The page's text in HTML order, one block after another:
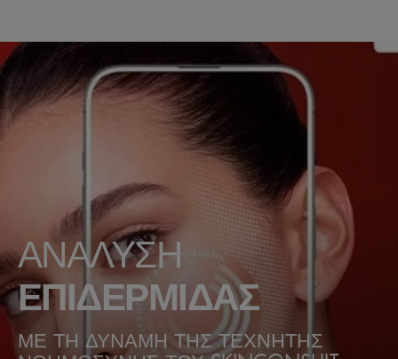
ΑΝΑΛΥΣΗ
ΕΠΙΔΕΡΜΙΔΑΣ
ΜΕ ΤΗ ΔΥΝΑΜΗ ΤΗΣ ΤΕΧΝΗΤΗΣ